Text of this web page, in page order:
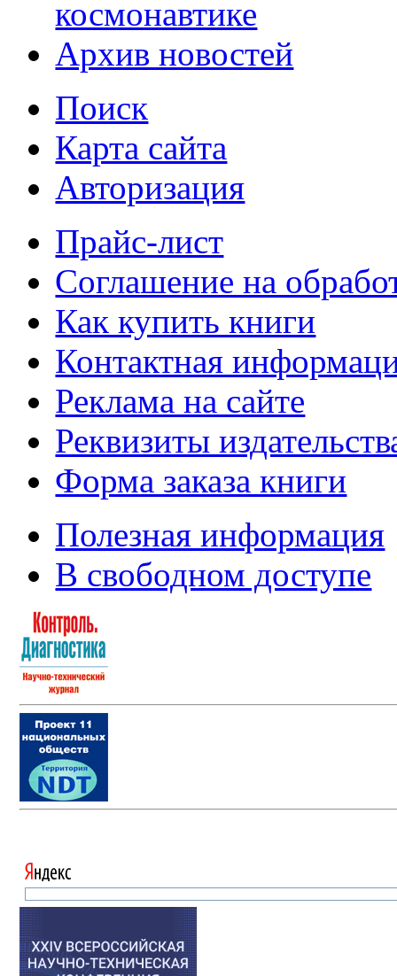
космонавтике
Архив новостей
Поиск
Карта сайта
Авторизация
Прайс-лист
Соглашение на
Как купить книги
Контактная
Реклама на сайте
Реквизиты
Форма заказа книги
Полезная информация
В свободном доступе